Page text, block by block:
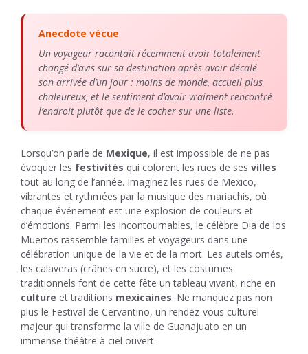
Anecdote vécue
Un voyageur racontait récemment avoir totalement
changé d’avis sur sa destination après avoir décalé
son arrivée d’un jour : moins de monde, accueil plus
chaleureux, et le sentiment d’avoir vraiment rencontré
l’endroit plutôt que de le cocher sur une liste.
Lorsqu’on parle de Mexique, il est impossible de ne pas
évoquer les festivités qui colorent les rues de ses villes
tout au long de l’année. Imaginez les rues de Mexico,
vibrantes et rythmées par la musique des mariachis, où
chaque événement est une explosion de couleurs et
d’émotions. Parmi les incontournables, le célèbre Dia de los
Muertos rassemble familles et voyageurs dans une
célébration unique de la vie et de la mort. Les autels ornés,
les calaveras (crânes en sucre), et les costumes
traditionnels font de cette fête un tableau vivant, riche en
culture et traditions mexicaines. Ne manquez pas non
plus le Festival de Cervantino, un rendez-vous culturel
majeur qui transforme la ville de Guanajuato en un
immense théâtre à ciel ouvert.